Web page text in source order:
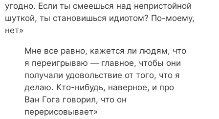
угодно. Если ты смеешься над непристойной
шуткой, ты становишься идиотом? По-моему,
нет»
Мне все равно, кажется ли людям, что
я переигрываю — главное, чтобы они
получали удовольствие от того, что я
делаю. Кто-нибудь, наверное, и про
Ван Гога говорил, что он
перерисовывает»